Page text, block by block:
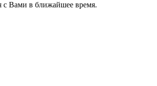
с Вами в ближайшее время.